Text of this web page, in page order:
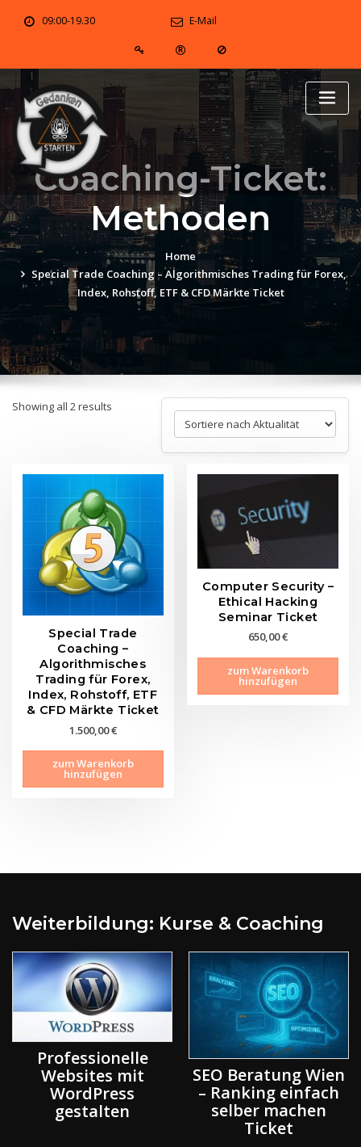
09:00-19.30 E-Mail
Coaching-Ticket:
Methoden
Home
Special Trade Coaching – Algorithmisches Trading für Forex,
Index, Rohstoff, ETF & CFD Märkte Ticket
Showing all 2 results
Special Trade
Coaching –
Algorithmisches
Trading für Forex,
Index, Rohstoff, ETF
& CFD Märkte Ticket
1.500,00€
zum Warenkorb
hinzufügen
Computer Security –
Ethical Hacking
Seminar Ticket
650,00€
zum Warenkorb
hinzufügen
Weiterbildung: Kurse & Coaching
Professionelle
Websites mit
WordPress
gestalten
SEO Beratung Wien
– Ranking einfach
selber machen
Ticket